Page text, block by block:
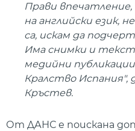
Прави
на английски език,
са, искам да
Има снимки и
медийни
Кралство Испания",
Кръстев.
От ДАНС е поискана